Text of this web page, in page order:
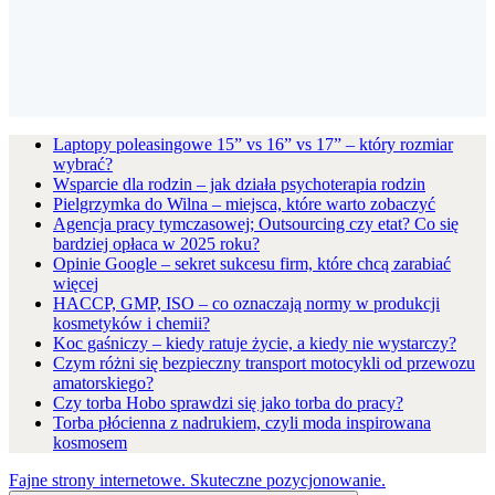
Laptopy poleasingowe 15” vs 16” vs 17” – który rozmiar
wybrać?
Wsparcie dla rodzin – jak działa psychoterapia rodzin
Pielgrzymka do Wilna – miejsca, które warto zobaczyć
Agencja pracy tymczasowej; Outsourcing czy etat? Co się
bardziej opłaca w 2025 roku?
Opinie Google – sekret sukcesu firm, które chcą zarabiać
więcej
HACCP, GMP, ISO – co oznaczają normy w produkcji
kosmetyków i chemii?
Koc gaśniczy – kiedy ratuje życie, a kiedy nie wystarczy?
Czym różni się bezpieczny transport motocykli od przewozu
amatorskiego?
Czy torba Hobo sprawdzi się jako torba do pracy?
Torba płócienna z nadrukiem, czyli moda inspirowana
kosmosem
Fajne strony internetowe. Skuteczne pozycjonowanie.